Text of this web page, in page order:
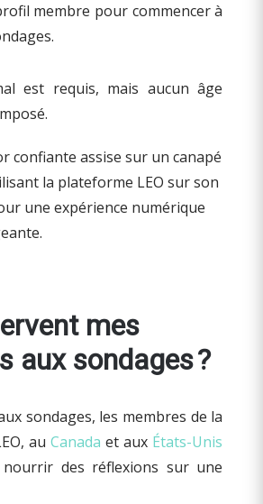
membre pour commencer à
est requis, mais aucun âge
mes
aux sondages ?
sondages, les membres de la
au Canada et aux États-Unis
des réflexions sur une